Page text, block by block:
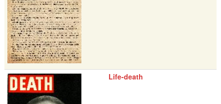
Life-death